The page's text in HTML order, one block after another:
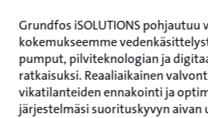
Grundfos iSOLUTIONS pohjautuu
kokemukseemme
pumput, pilviteknologian ja
ratkaisuksi. Reaaliaikainen
vikatilanteiden ennakointi ja
järjestelmäsi suorituskyvyn aivan